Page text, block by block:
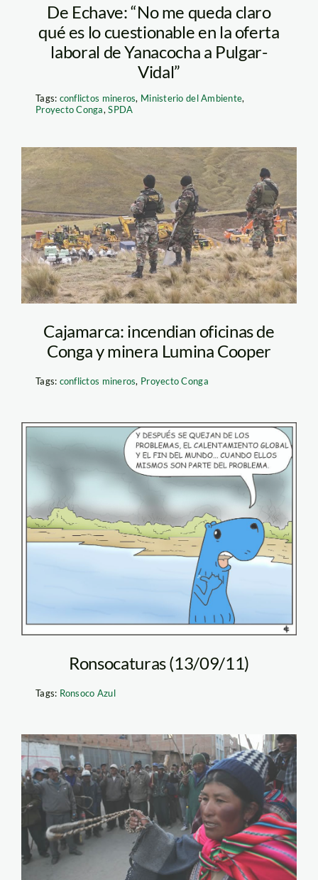
De Echave: “No me queda claro
qué es lo cuestionable en la oferta
laboral de Yanacocha a Pulgar-
Vidal”
Tags: conflictos mineros, Ministerio del Ambiente,
Proyecto Conga,SPDA
conga_cajamarca_efe_3
Cajamarca: incendian oficinas de
Conga y minera Lumina Cooper
Tags: conflictos mineros, Proyecto Conga
Ronsoco Incendios
Forestales
Ronsocaturas (13/09/11)
Tags: Ronsoco Azul